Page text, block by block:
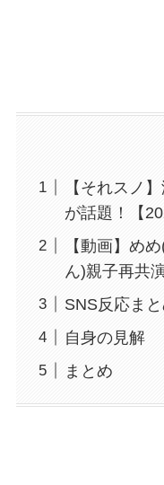
【それスノ
が話題！【
【動画】め
ん)親子再共
SNS反応ま
自身の見解
まとめ